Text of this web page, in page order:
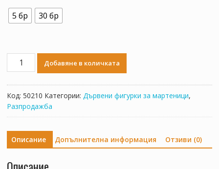
5 бр 30 бр
количество
детелина
45мм
45мм
Добавяне в количката
Код: 50210 Категории: Дървени фигурки за мартеници,
Разпродажба
Описание Допълнителна информация Отзиви (0)